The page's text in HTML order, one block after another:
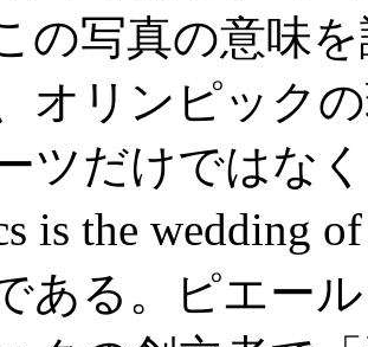
の写真の意味
オリンピック
ツだけではな
is the wedding
ある。ピエー